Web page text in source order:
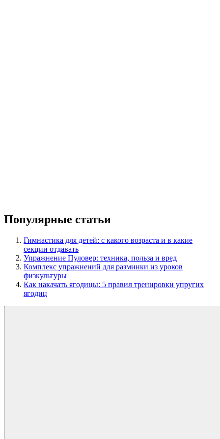
Популярные статьи
Гимнастика для детей: с какого возраста и в какие
секции отдавать
Упражнение Пуловер: техника, польза и вред
Комплекс упражнений для разминки из уроков
физкультуры
Как накачать ягодицы: 5 правил тренировки упругих
ягодиц